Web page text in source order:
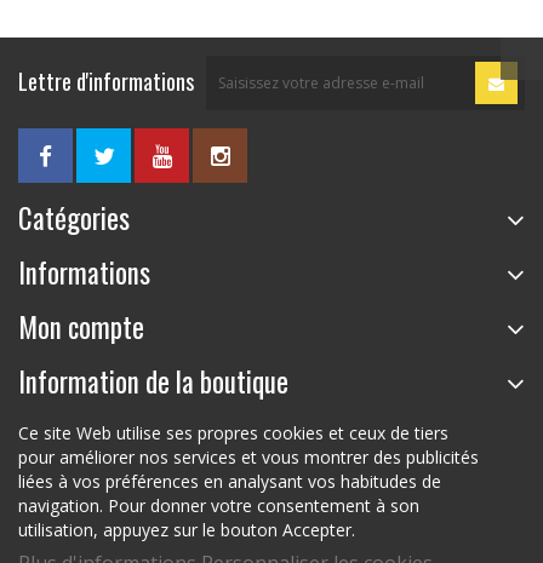
Lettre d'informations
Catégories
Informations
Mon compte
Information de la boutique
Ce site Web utilise ses propres cookies et ceux de tiers
pour améliorer nos services et vous montrer des publicités
liées à vos préférences en analysant vos habitudes de
navigation. Pour donner votre consentement à son
utilisation, appuyez sur le bouton Accepter.